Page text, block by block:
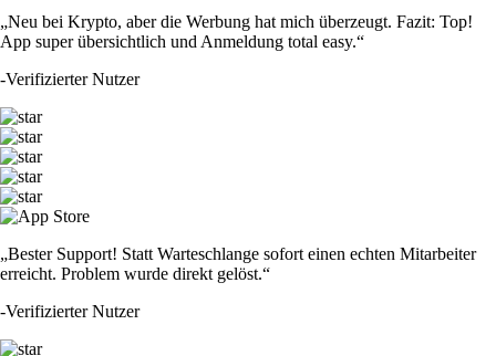
„Neu bei Krypto, aber die Werbung hat mich überzeugt. Fazit: Top!
App super übersichtlich und Anmeldung total easy.“
-Verifizierter Nutzer
„Bester Support! Statt Warteschlange sofort einen echten Mitarbeiter
erreicht. Problem wurde direkt gelöst.“
-Verifizierter Nutzer